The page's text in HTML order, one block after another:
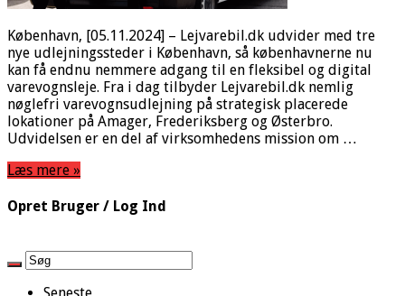
København, [05.11.2024] – Lejvarebil.dk udvider med tre
nye udlejningssteder i København, så københavnerne nu
kan få endnu nemmere adgang til en fleksibel og digital
varevognsleje. Fra i dag tilbyder Lejvarebil.dk nemlig
nøglefri varevognsudlejning på strategisk placerede
lokationer på Amager, Frederiksberg og Østerbro.
Udvidelsen er en del af virksomhedens mission om …
Læs mere »
Opret Bruger / Log Ind